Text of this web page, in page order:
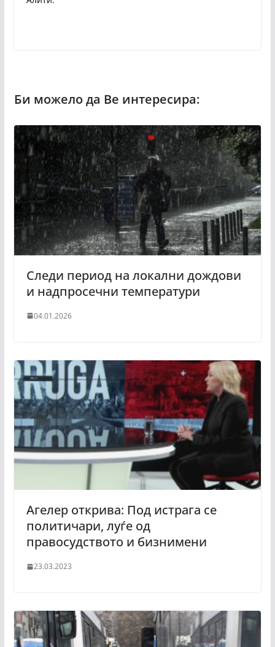
Следи период на локални дождови
и надпросечни температури
04.01.2026
Агелер открива: Под истрага се
политичари, луѓе од
правосудството и бизнимени
23.03.2023